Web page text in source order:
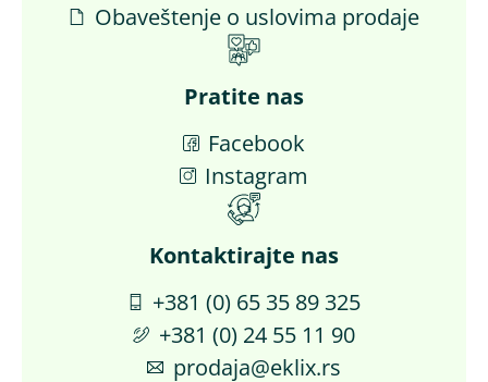
Obaveštenje o uslovima prodaje
Pratite nas
Facebook
Instagram
Kontaktirajte nas​
+381 (0) 65 35 89 325
+381 (0) 24 55 11 90
prodaja@eklix.rs